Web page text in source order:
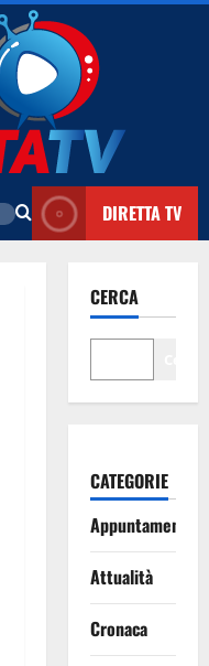
DIRETTA TV
CERCA
CATEGORIE
Appuntamenti
Attualità
Cronaca